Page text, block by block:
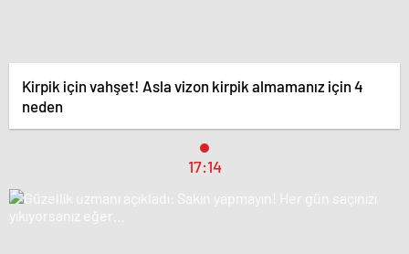
Kirpik için vahşet! Asla vizon kirpik almamanız için 4
neden
17:14